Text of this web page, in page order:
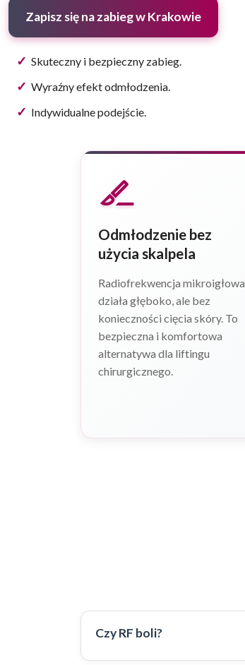
Zapisz się na zabieg w Krakowie
Skuteczny i bezpieczny zabieg.
Wyraźny efekt odmłodzenia.
Indywidualne podejście.
surgical
Odmłodzenie bez
użycia skalpela
Radiofrekwencja mikroigłowa
działa głęboko, ale bez
konieczności cięcia skóry. To
bezpieczna i komfortowa
alternatywa dla liftingu
chirurgicznego.
Czy RF boli?